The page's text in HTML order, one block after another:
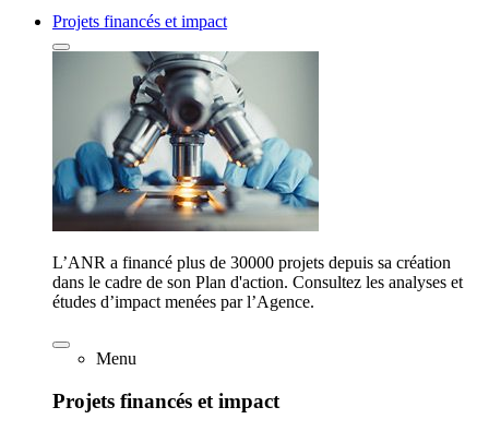
Projets financés et impact
L’ANR a financé plus de 30000 projets depuis sa création
dans le cadre de son Plan d'action. Consultez les analyses et
études d’impact menées par l’Agence.
Menu
Projets financés et impact